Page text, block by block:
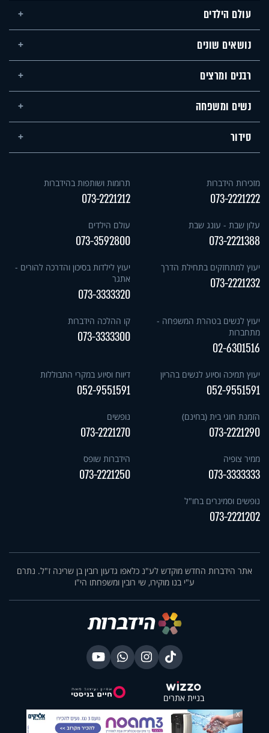
עולם הילדים
נושאים שונים
רבנים ומרצים
נשים ומשפחה
סידור
מזכירות הידברות
073-2221222
תרומות ושותפות בהידברות
073-2221212
עלון שבת - עונג שבת
073-2221388
עולם הילדים
073-3592800
יעוץ למתחזקים בתחילת הדרך
073-2221232
יעוץ לילדות בסיכון והדרכה להורים -
אתגר
073-3333320
יעוץ לנשים בטהרת המשפחה -
מתחברות
02-6301516
קו ההלכה הידברות
073-3333300
יעוץ תמיכה וסיוע לנשים בהריון
052-9551591
דיווח וסיוע במקרי התבוללות
052-9551591
הזמנת חוגי בית (בחינם)
073-2221290
נופשים
073-2221270
ממיר צופיה
073-3333333
הידברות שופס
073-2221250
נופשים וסמינרים בחו"ל
073-2221202
אתר הידברות החדש מוקדש לע"נ כלאפו גדעון רובין בן שרינה ז"ל. נתרם
ע"י בנו מוקירו, שי רובין ומשפחתו הי"ו
בניית אתרים
X